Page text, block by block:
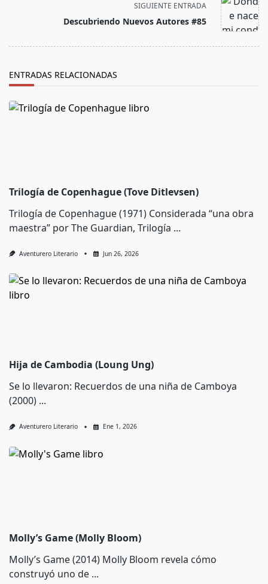
SIGUIENTE ENTRADA
Descubriendo Nuevos Autores #85
ENTRADAS RELACIONADAS
Trilogía de Copenhague (Tove Ditlevsen)
Trilogía de Copenhague (1971) Considerada “una obra
maestra” por The Guardian, Trilogía ...
Aventurero Literario Jun 26, 2026
Hija de Cambodia (Loung Ung)
Se lo llevaron: Recuerdos de una niña de Camboya
(2000) ...
Aventurero Literario Ene 1, 2026
Molly’s Game (Molly Bloom)
Molly’s Game (2014) Molly Bloom revela cómo
construyó uno de ...